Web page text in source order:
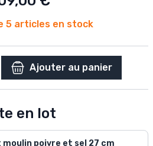
5 articles en stock
Ajouter au panier
en lot
moulin poivre et sel 27 cm